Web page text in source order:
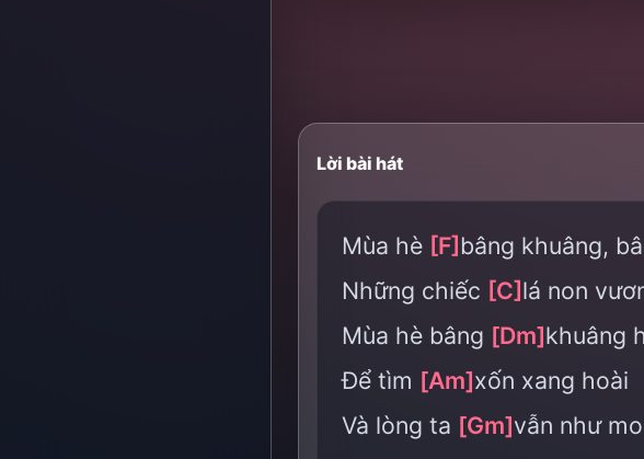
Lời bài hát
Mùa hè [F]bâng khuâng,
Những chiếc [C]lá non
Mùa hè bâng [Dm]khuâng
Để tìm [Am]xốn xang hoài
Và lòng ta [Gm]vẫn như